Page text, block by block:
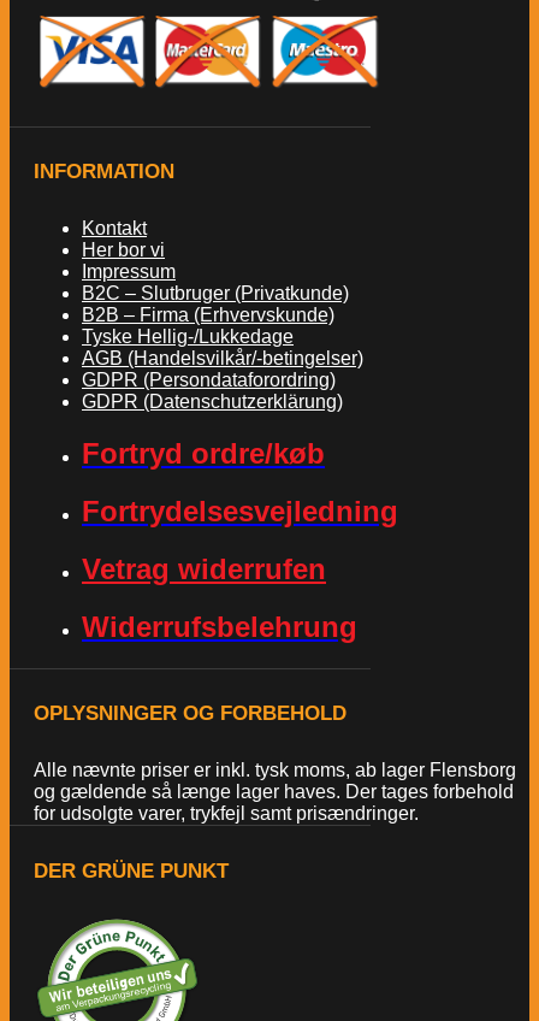
INFORMATION
Kontakt
Her bor vi
Impressum
B2C – Slutbruger (Privatkunde)
B2B – Firma (Erhvervskunde)
Tyske Hellig-/Lukkedage
AGB (Handelsvilkår/-betingelser)
GDPR (Persondataforordring)
GDPR (Datenschutzerklärung)
Fortryd ordre/køb
Fortrydelsesvejledning
Vetrag widerrufen
Widerrufsbelehrung
OPLYSNINGER OG FORBEHOLD
Alle nævnte priser er inkl. tysk moms, ab lager Flensborg
og gældende så længe lager haves. Der tages forbehold
for udsolgte varer, trykfejl samt prisændringer.
DER GRÜNE PUNKT